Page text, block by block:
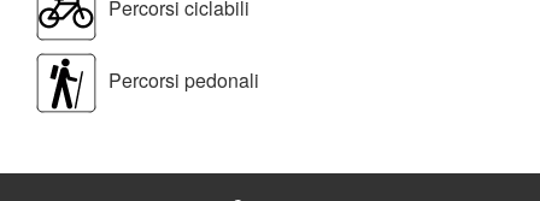
Percorsi ciclabili
Percorsi pedonali